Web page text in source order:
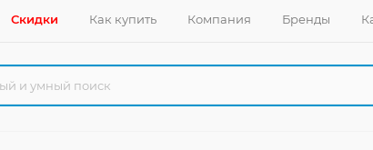
Скидки Как купить Компания Бренды